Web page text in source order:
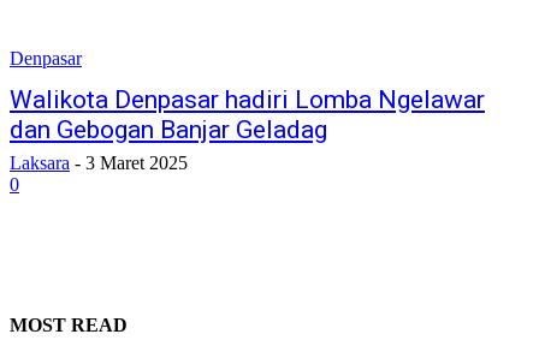
Denpasar
Walikota Denpasar hadiri Lomba Ngelawar
dan Gebogan Banjar Geladag
Laksara - 3 Maret 2025
0
MOST READ